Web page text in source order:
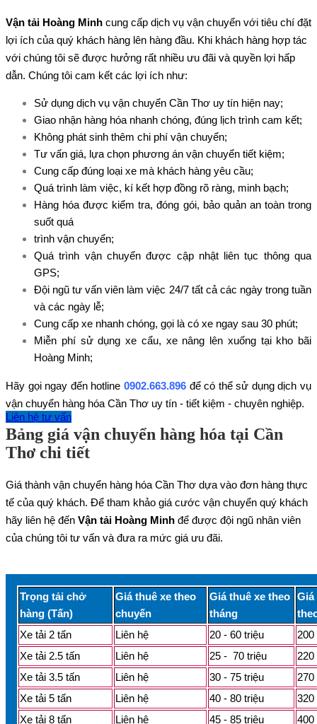
Vận tải Hoàng Minh cung cấp dịch vụ vận chuyển với tiêu chí đặt
lợi ích của quý khách hàng lên hàng đầu. Khi khách hàng hợp tác
với chúng tôi sẽ được hưởng rất nhiều ưu đãi và quyền lợi hấp
dẫn. Chúng tôi cam kết các lợi ích như:
Sử dụng dịch vụ vận chuyển Cần Thơ uy tín hiện nay;
Giao nhận hàng hóa nhanh chóng, đúng lịch trình cam kết;
Không phát sinh thêm chi phí vận chuyển;
Tư vấn giá, lựa chọn phương án vận chuyển tiết kiệm;
Cung cấp đúng loại xe mà khách hàng yêu cầu;
Quá trình làm việc, kí kết hợp đồng rõ ràng, minh bạch;
Hàng hóa được kiểm tra, đóng gói, bảo quản an toàn trong
suốt quá
trình vận chuyển;
Quá trình vận chuyển được cập nhật liên tục thông qua
GPS;
Đội ngũ tư vấn viên làm việc 24/7 tất cả các ngày trong tuần
và các ngày lễ;
Cung cấp xe nhanh chóng, gọi là có xe ngay sau 30 phút;
Miễn phí sử dụng xe cẩu, xe nâng lên xuống tại kho bãi
Hoàng Minh;
Hãy gọi ngay đến hotline 0902.663.896để có thể sử dụng dịch vụ
vận chuyển hàng hóa Cần Thơ uy tín - tiết kiệm - chuyên nghiệp.
Liên hệ tư vấn
Bảng giá vận chuyển hàng hóa tại Cần
Thơ chi tiết
Giá thành vận chuyển hàng hóa Cần Thơ dựa vào đơn hàng thực
tế của quý khách. Để tham khảo giá cước vận chuyển quý khách
hãy liên hệ đến Vận tải Hoàng Minh để được đội ngũ nhân viên
của chúng tôi tư vấn và đưa ra mức giá ưu đãi.
Trọng tải chở
hàng (Tấn)
Giá thuê xe theo
chuyến
Giá thuê xe theo
tháng
Giá
Xe tải 2 tấn
Liên hệ 20 - 60 triệu
200
Xe tải 2.5 tấn
Liên hệ 25 - 70 triệu
220
Xe tải 3.5 tấn
Liên hệ 30 - 75 triệu
270
Xe tải 5 tấn
Liên hệ 40 - 80 triệu
320
Xe tải 8 tấn
Liên hệ 45 - 85 triệu 400